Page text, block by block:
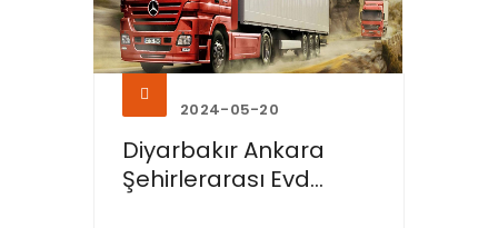
2024-05-20
Diyarbakır Ankara
Şehirlerarası Evd...